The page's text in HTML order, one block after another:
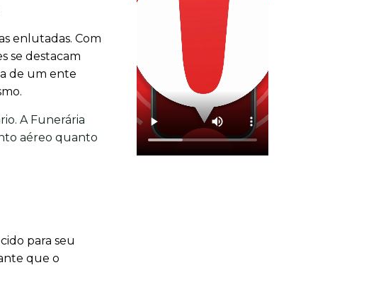
enlutadas. Com
se destacam
de um ente
A Funerária
aéreo quanto
para seu
que o